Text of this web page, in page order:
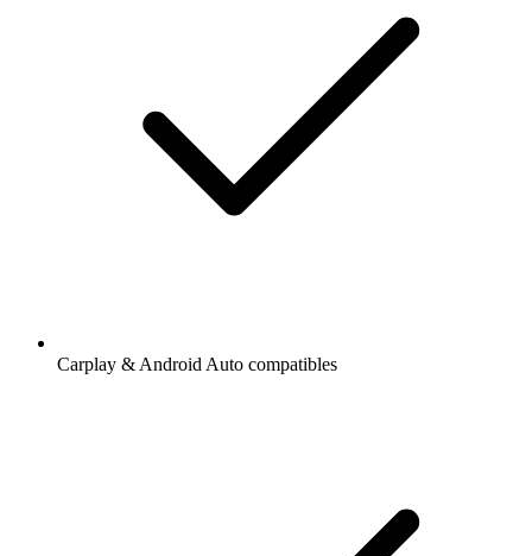
Carplay & Android Auto compatibles